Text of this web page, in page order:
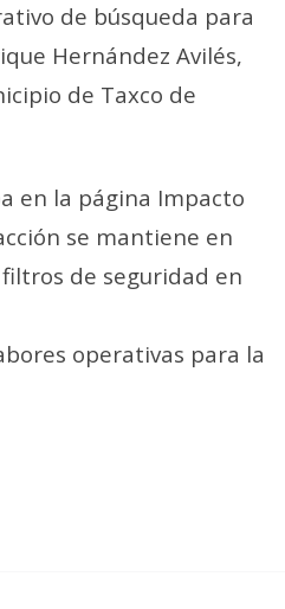
de búsqueda para
Hernández Avilés,
de Taxco de
en la página Impacto
se mantiene en
de seguridad en
operativas para la